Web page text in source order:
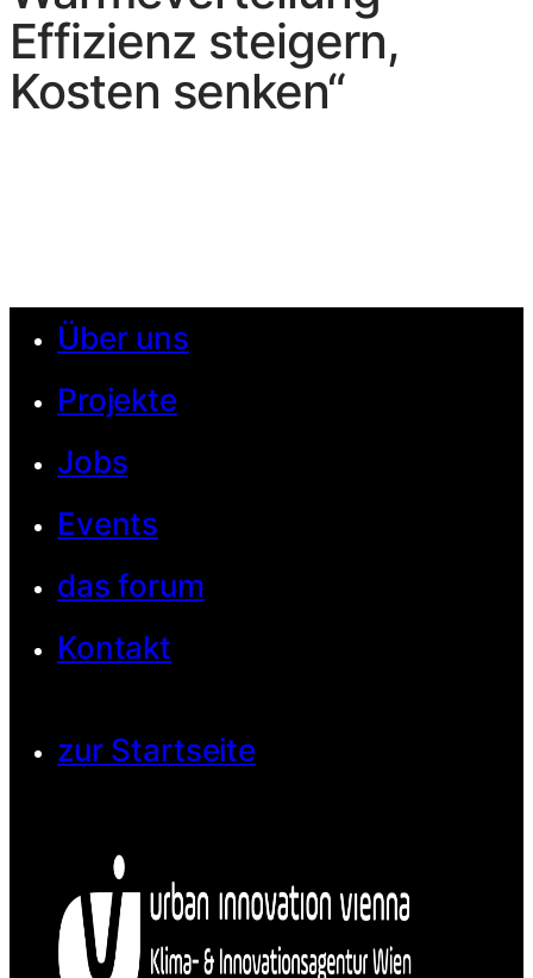
Effizienz steigern,
Kosten senken“
Über uns
Projekte
Jobs
Events
das forum
Kontakt
zur Startseite